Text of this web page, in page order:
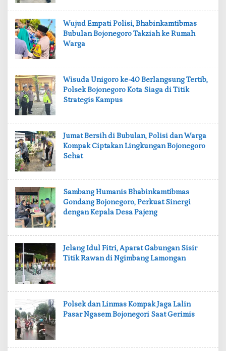
‎Wujud Empati Polisi, Bhabinkamtibmas
Bubulan Bojonegoro Takziah ke Rumah
Warga
‎Wisuda Unigoro ke-40 Berlangsung Tertib,
Polsek Bojonegoro Kota Siaga di Titik
Strategis Kampus
‎Jumat Bersih di Bubulan, Polisi dan Warga
Kompak Ciptakan Lingkungan Bojonegoro
Sehat
‎Sambang Humanis Bhabinkamtibmas
Gondang Bojonegoro, Perkuat Sinergi
dengan Kepala Desa Pajeng
‎Jelang Idul Fitri, Aparat Gabungan Sisir
Titik Rawan di Ngimbang Lamongan
‎Polsek dan Linmas Kompak Jaga Lalin
Pasar Ngasem Bojonegori Saat Gerimis